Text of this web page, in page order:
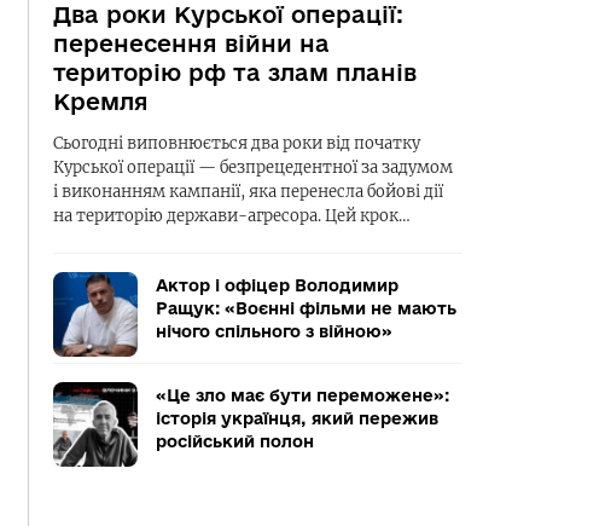
Два роки Курської операції:
перенесення війни на
територію рф та злам планів
Кремля
Сьогодні виповнюється два роки від початку
Курської операції — безпрецедентної за задумом
і виконанням кампанії, яка перенесла бойові дії
на територію держави-агресора. Цей крок…
Актор і офіцер Володимир
Ращук: «Воєнні фільми не мають
нічого спільного з війною»
«Це зло має бути переможене»:
історія українця, який пережив
російський полон